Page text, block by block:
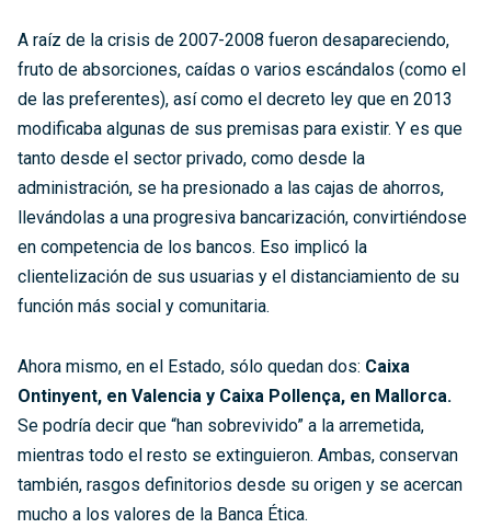
A raíz de la crisis de 2007-2008 fueron desapareciendo,
fruto de absorciones, caídas o varios escándalos (como el
de las preferentes), así como el decreto ley que en 2013
modificaba algunas de sus premisas para existir. Y es que
tanto desde el sector privado, como desde la
administración, se ha presionado a las cajas de ahorros,
llevándolas a una progresiva bancarización, convirtiéndose
en competencia de los bancos. Eso implicó la
clientelización de sus usuarias y el distanciamiento de su
función más social y comunitaria.
Ahora mismo, en el Estado, sólo quedan dos: Caixa
Ontinyent, en Valencia y Caixa Pollença, en Mallorca.
Se podría decir que “han sobrevivido” a la arremetida,
mientras todo el resto se extinguieron. Ambas, conservan
también, rasgos definitorios desde su origen y se acercan
mucho a los valores de la Banca Ética.